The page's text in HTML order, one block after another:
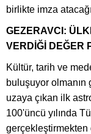
birlikte imza
GEZERAVCI:
VERDİĞİ DEĞER
Kültür, tarih ve
buluşuyor olmanın
uzaya çıkan ilk
100'üncü yılında
gerçekleştirmekten